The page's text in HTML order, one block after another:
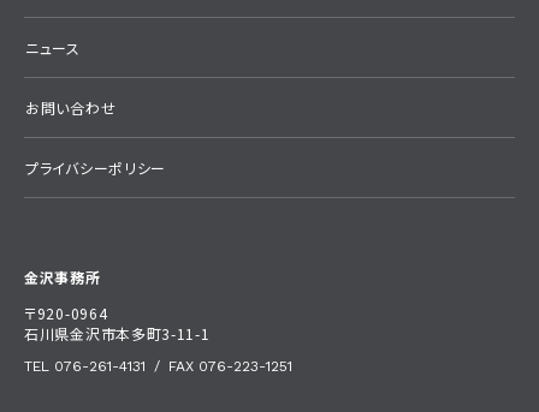
金沢事務所
〒920-0964
石川県金沢市本多町3-11-1
TEL 076-261-4131 / FAX 076-223-1251
ニュース
お問い合わせ
プライバシーポリシー